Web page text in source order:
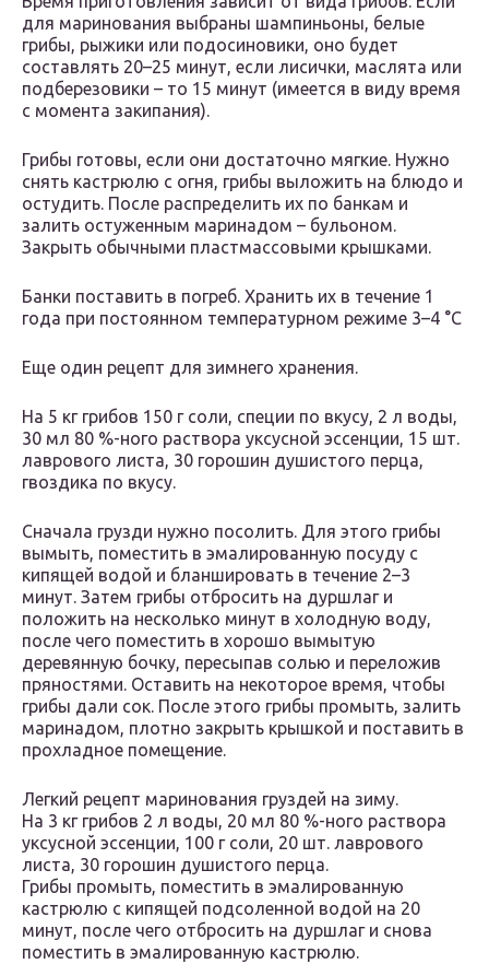
для маринования выбраны шампиньоны, белые
грибы, рыжики или подосиновики, оно будет
составлять 20–25 минут, если лисички, маслята или
подберезовики – то 15 минут (имеется в виду время
с момента закипания).
Грибы готовы, если они достаточно мягкие. Нужно
снять кастрюлю с огня, грибы выложить на блюдо и
остудить. После распределить их по банкам и
залить остуженным маринадом – бульоном.
Закрыть обычными пластмассовыми крышками.
Банки поставить в погреб. Хранить их в течение 1
года при постоянном температурном режиме 3–4 °C
Еще один рецепт для зимнего хранения.
На 5 кг грибов 150 г соли, специи по вкусу, 2 л воды,
30 мл 80 %-ного раствора уксусной эссенции, 15 шт.
лаврового листа, 30 горошин душистого перца,
гвоздика по вкусу.
Сначала грузди нужно посолить. Для этого грибы
вымыть, поместить в эмалированную посуду с
кипящей водой и бланшировать в течение 2–3
минут. Затем грибы отбросить на дуршлаг и
положить на несколько минут в холодную воду,
после чего поместить в хорошо вымытую
деревянную бочку, пересыпав солью и переложив
пряностями. Оставить на некоторое время, чтобы
грибы дали сок. После этого грибы промыть, залить
маринадом, плотно закрыть крышкой и поставить в
прохладное помещение.
Легкий рецепт маринования груздей на зиму.
На 3 кг грибов 2 л воды, 20 мл 80 %-ного раствора
уксусной эссенции, 100 г соли, 20 шт. лаврового
листа, 30 горошин душистого перца.
Грибы промыть, поместить в эмалированную
кастрюлю с кипящей подсоленной водой на 20
минут, после чего отбросить на дуршлаг и снова
поместить в эмалированную кастрюлю.